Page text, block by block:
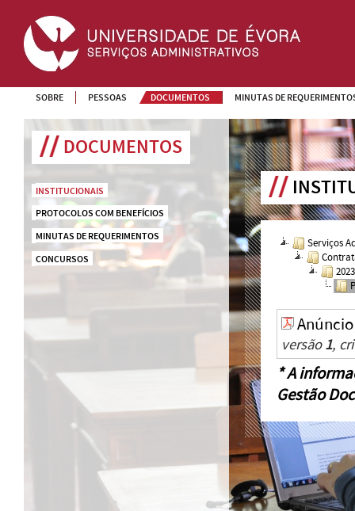
SOBRE PESSOAS DOCUMENTOS MINUTAS DE
DOCUMENTOS
INSTITUCIONAIS
PROTOCOLOS COM BENEFÍCIOS
MINUTAS DE REQUERIMENTOS
CONCURSOS
Serviços
2023
versão1,
* A
Gestão